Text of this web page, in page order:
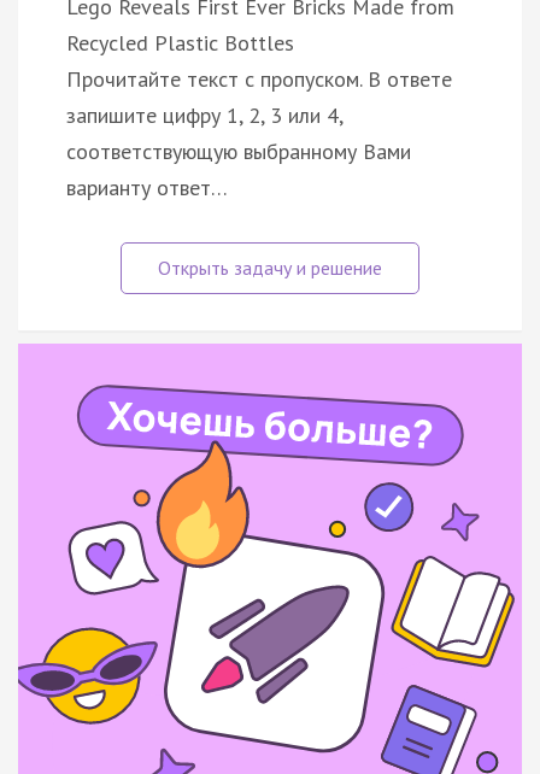
Lego Reveals First Ever Bricks Made from
Recycled Plastic Bottles
Прочитайте текст с пропуском. В ответе
запишите цифру 1, 2, 3 или 4,
соответствующую выбранному Вами
варианту ответ…